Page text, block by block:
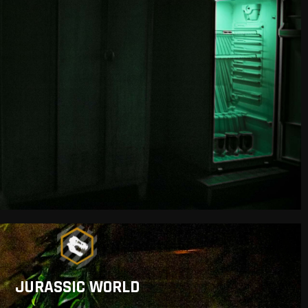
JURASSIC WORLD